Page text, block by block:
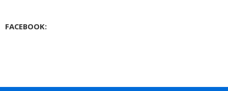
FACEBOOK: